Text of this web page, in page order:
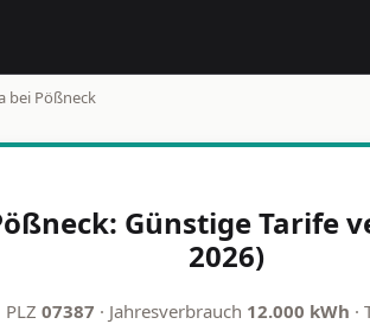
bei Pößneck
Günstige Tarife
2026)
PLZ 07387 · Jahresverbrauch 12.000 kWh ·